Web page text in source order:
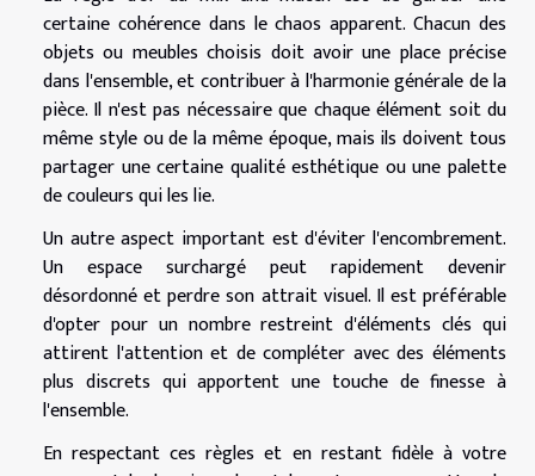
certaine cohérence dans le chaos apparent. Chacun des
objets ou meubles choisis doit avoir une place précise
dans l'ensemble, et contribuer à l'harmonie générale de la
pièce. Il n'est pas nécessaire que chaque élément soit du
même style ou de la même époque, mais ils doivent tous
partager une certaine qualité esthétique ou une palette
de couleurs qui les lie.
Un autre aspect important est d'éviter l'encombrement.
Un espace surchargé peut rapidement devenir
désordonné et perdre son attrait visuel. Il est préférable
d'opter pour un nombre restreint d'éléments clés qui
attirent l'attention et de compléter avec des éléments
plus discrets qui apportent une touche de finesse à
l'ensemble.
En respectant ces règles et en restant fidèle à votre